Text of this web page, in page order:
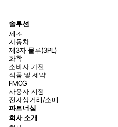
솔루션
제조
자동차
제3자 물류(3PL)
화학
소비자 가전
식품 및 제약
FMCG
사용자 지정
전자상거래/소매
파트너십
회사 소개